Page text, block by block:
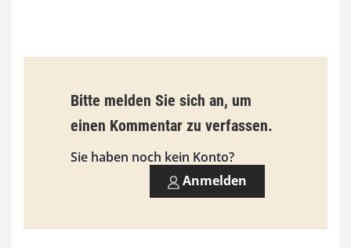
€
i
s
9
0
Bitte melden Sie sich an, um
einen Kommentar zu verfassen.
Sie haben noch kein Konto?
Anmelden